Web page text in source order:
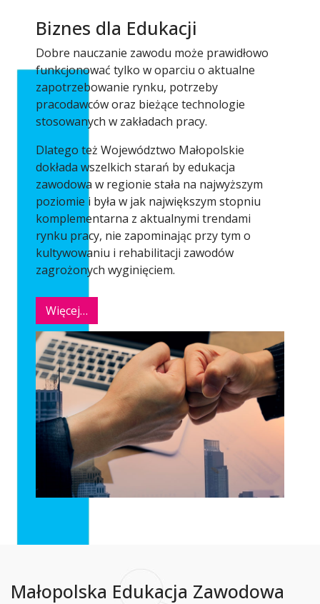
Biznes dla Edukacji
Dobre nauczanie zawodu może prawidłowo
funkcjonować tylko w oparciu o aktualne
zapotrzebowanie rynku, potrzeby
pracodawców oraz bieżące technologie
stosowanych w zakładach pracy.
Dlatego też Województwo Małopolskie
dokłada wszelkich starań by edukacja
zawodowa w regionie stała na najwyższym
poziomie i była w jak największym stopniu
komplementarna z aktualnymi trendami
rynku pracy, nie zapominając przy tym o
kultywowaniu i rehabilitacji zawodów
zagrożonych wyginięciem.
Więcej…
Małopolska Edukacja Zawodowa